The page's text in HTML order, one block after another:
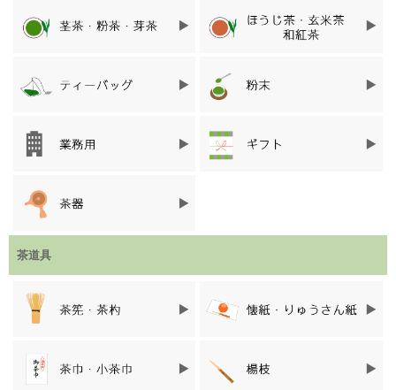
高山茶筅 100本立は、淡竹（はちく）と言う竹を、小刀一本と指
先で割いたり削ったりとたくさんの工程を経て仕上げられます。
茶筅の穂先が、先に行くほど薄くなるように削っていきます。
茶の味は味削りによって変わると言われるほど、最も難しい工程
薄く削られた穂先は、海外製の茶筅のヤスリで削られたものとは
違い、折れにくいです。
外国製の茶筅の流れ作業ではない、茶筅師が1本1本竹の状態を見
て、点てる人の思いを考えながら製作された日本製茶筅。
茶道具